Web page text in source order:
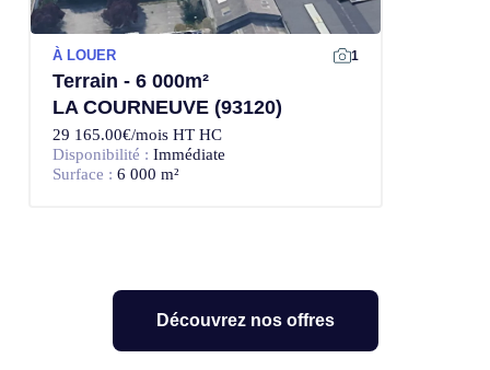
À LOUER 1
Terrain - 6 000m²
LA COURNEUVE (93120)
29 165.00€/mois HT HC
Disponibilité : Immédiate
Surface : 6 000 m²
Découvrez nos offres